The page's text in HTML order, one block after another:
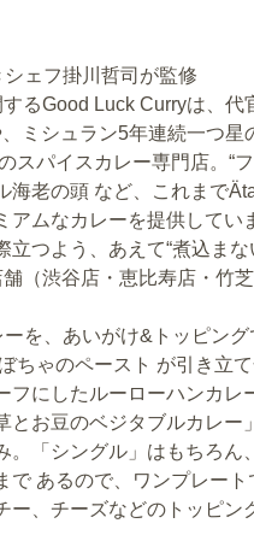
ェフ掛川哲司が監修
るGood Luck Curryは、
、ミシュラン5年連続一つ
スパイスカレー専門店。“
海老の頭 など、これまで
アムなカレーを提供して
立つよう、あえて“煮込ま
（渋谷店・恵比寿店・竹
を、あいがけ&トッピング
ちゃのペースト が引き立
フにしたルーローハンカ
とお豆のベジタブルカレ
。「シングル」はもちろ
で あるので、ワンプレー
ー、チーズなどのトッピ